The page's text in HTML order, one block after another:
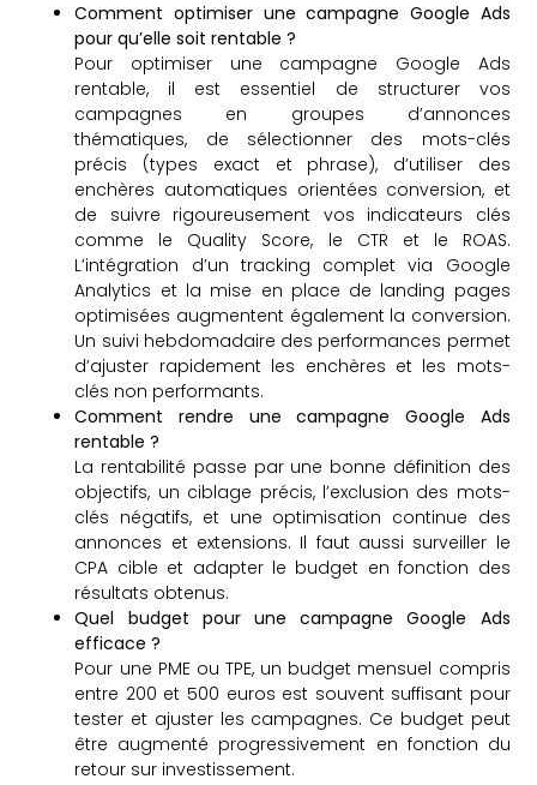
Comment optimiser une campagne Google Ads
pour qu’elle soit rentable ?
Pour optimiser une campagne Google Ads
rentable, il est essentiel de structurer vos
campagnes en groupes d’annonces
thématiques, de sélectionner des mots-clés
précis (types exact et phrase), d’utiliser des
enchères automatiques orientées conversion, et
de suivre rigoureusement vos indicateurs clés
comme le Quality Score, le CTR et le ROAS.
L’intégration d’un tracking complet via Google
Analytics et la mise en place de landing pages
optimisées augmentent également la conversion.
Un suivi hebdomadaire des performances permet
d’ajuster rapidement les enchères et les mots-
clés non performants.
Comment rendre une campagne Google Ads
rentable ?
La rentabilité passe par une bonne définition des
objectifs, un ciblage précis, l’exclusion des mots-
clés négatifs, et une optimisation continue des
annonces et extensions. Il faut aussi surveiller le
CPA cible et adapter le budget en fonction des
résultats obtenus.
Quel budget pour une campagne Google Ads
efficace ?
Pour une PME ou TPE, un budget mensuel compris
entre 200 et 500 euros est souvent suffisant pour
tester et ajuster les campagnes. Ce budget peut
être augmenté progressivement en fonction du
retour sur investissement.